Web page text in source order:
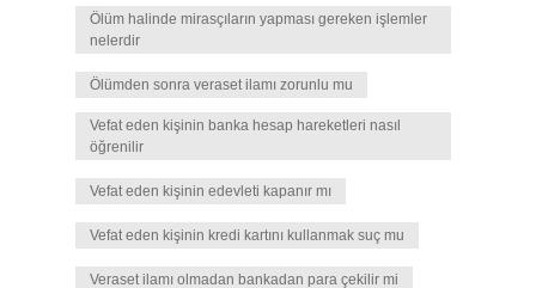
Ölüm halinde mirasçıların yapması gereken işlemler
nelerdir
Ölümden sonra veraset ilamı zorunlu mu
Vefat eden kişinin banka hesap hareketleri nasıl
öğrenilir
Vefat eden kişinin edevleti kapanır mı
Vefat eden kişinin kredi kartını kullanmak suç mu
Veraset ilamı olmadan bankadan para çekilir mi